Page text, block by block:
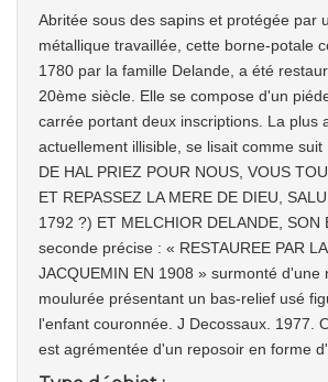
Abritée sous des sapins et protégée par
métallique travaillée, cette borne-potale
1780 par la famille Delande, a été
20ème siècle. Elle se compose d'un
carrée portant deux inscriptions. La plus
actuellement illisible, se lisait comme suit
DE HAL PRIEZ POUR NOUS, VOUS
ET REPASSEZ LA MERE DE DIEU,
1792 ?) ET MELCHIOR DELANDE, SON
seconde précise : « RESTAUREE PAR
JACQUEMIN EN 1908 » surmonté d'une
moulurée présentant un bas-relief usé
l'enfant couronnée. J Decossaux. 1977.
est agrémentée d'un reposoir en forme